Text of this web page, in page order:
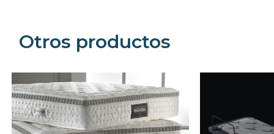
Otros productos